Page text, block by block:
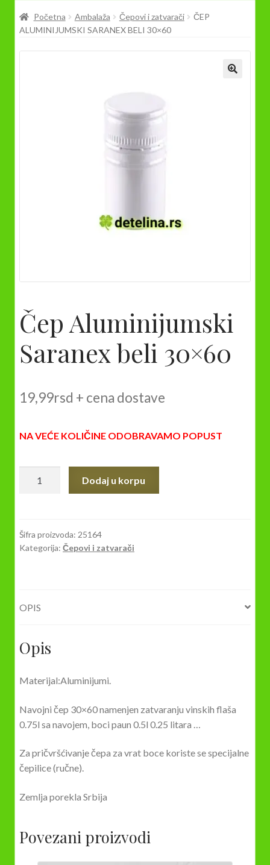
Prodavnica
Početna Ambalaža Čepovi i zatvarači
ČEP
ALUMINIJUMSKI SARANEX BELI 30×60
Čep Aluminijumski
Saranex beli 30×60
19,99rsd + cena dostave
NA VEĆE KOLIČINE ODOBRAVAMO POPUST
30×60
količina
Dodaj u korpu
Šifra proizvoda: 25164
Kategorija: Čepovi i zatvarači
OPIS
Opis
Materijal:Aluminijumi.
Navojni čep 30×60 namenjen zatvaranju vinskih flaša
0.75l sa navojem, boci paun 0.5l 0.25 litara …
Za pričvršćivanje čepa za vrat boce koriste se specijalne
čepilice (ručne).
Zemlja porekla Srbija
Povezani proizvodi